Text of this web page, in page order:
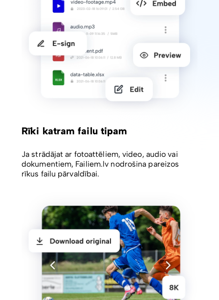
Rīki katram failu tipam
Ja strādājat ar fotoattēliem, video, audio vai
dokumentiem, Failiem.lv nodrošina pareizos
rīkus failu pārvaldībai.